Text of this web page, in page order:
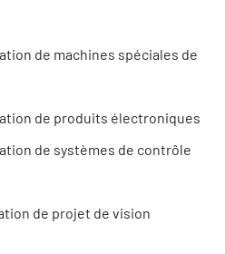
de machines spéciales de
de produits électroniques
de systèmes de contrôle
de projet de vision